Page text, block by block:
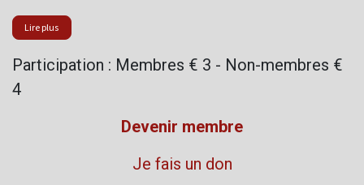
Lire plus
Participation : Membres € 3 - Non-membres €
4
Devenir membre
Je fais un don